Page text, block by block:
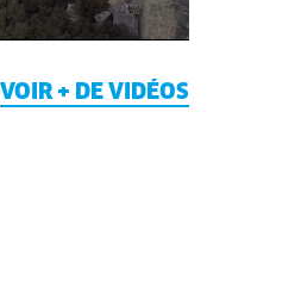
VOIR + DE VIDÉOS